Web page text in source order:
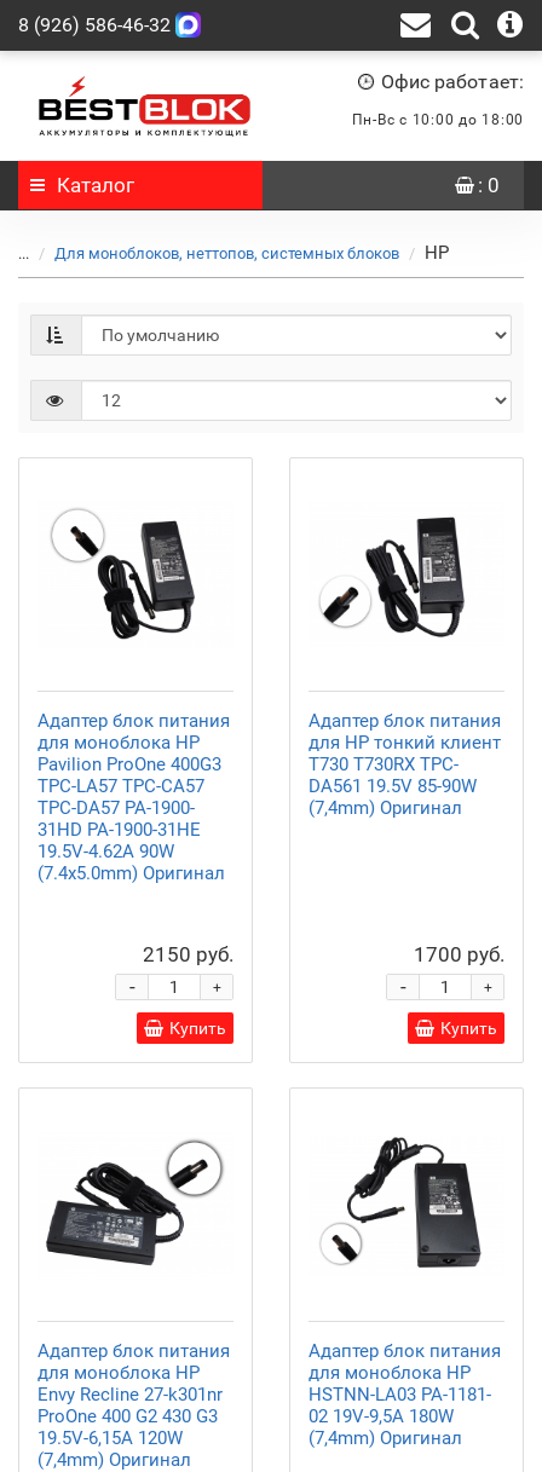
8 (926) 586-46-32
Офис работает:
Пн-Вс с 10:00 до 18:00
Каталог : 0
... Для моноблоков, неттопов, системных блоков HP
Адаптер блок питания
для моноблока HP
Pavilion ProOne 400G3
TPC-LA57 TPC-CA57
TPC-DA57 PA-1900-
31HD PA-1900-31HE
19.5V-4.62A 90W
(7.4х5.0mm) Оригинал
2150 руб.
+
-
Купить
Адаптер блок питания
для HP тонкий клиент
T730 T730RX TPC-
DA561 19.5V 85-90W
(7,4mm) Оригинал
1700 руб.
+
-
Купить
Адаптер блок питания
для моноблока HP
Envy Recline 27-k301nr
ProOne 400 G2 430 G3
19.5V-6,15A 120W
(7,4mm) Оригинал
Адаптер блок питания
для моноблока HP
HSTNN-LA03 PA-1181-
02 19V-9,5A 180W
(7,4mm) Оригинал